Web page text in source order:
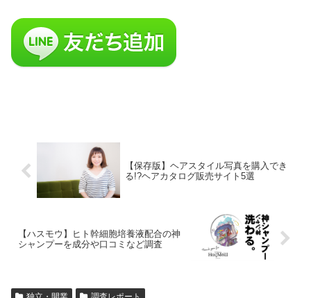
【保存版】ヘアスタイル写真を購入でき
る!?ヘアカタログ販売サイト5選
【ハスモウ】ヒト幹細胞培養液配合の神
シャンプーを成分や口コミなど調査